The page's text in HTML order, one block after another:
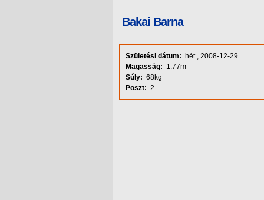
Bakai Barna
Születési dátum:
hét., 2008-12-29
Magasság: 1.77m
Súly: 68kg
Poszt: 2